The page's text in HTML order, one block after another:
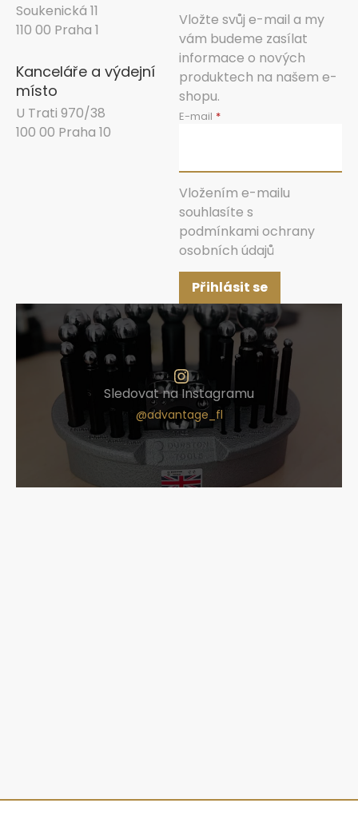
Soukenická 11
110 00 Praha 1
Kanceláře a výdejní
místo
U Trati 970/38
100 00 Praha 10
Vložte svůj e-mail a my
vám budeme zasílat
informace o nových
produktech na našem e-
shopu.
E-mail
Vložením e-mailu
souhlasíte s
podmínkami ochrany
osobních údajů
Přihlásit se
Sledovat na Instagramu